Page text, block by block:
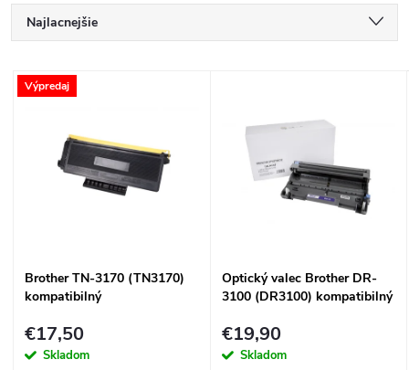
R
a
e
p
Najlacnejšie
Najpredávanejšie
Abecedne
V
s
p
Výpredaj
Brother TN-3170 (TN3170)
kompatibilný
€17,50
Skladom
Optický valec Brother DR-
3100 (DR3100) kompatibilný
€19,90
Skladom